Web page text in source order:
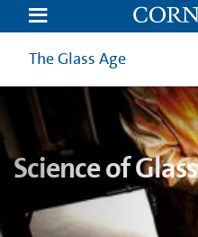
Glas:
wesentliche
Nanotech-
Material
"Glaszeitalter"
Innovation
Corning.com
The Glass Age
Science of Glass